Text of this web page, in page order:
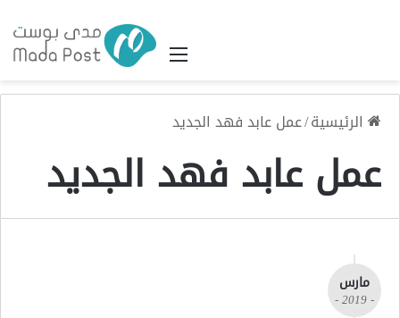
القائمة
الرئيسية/عمل عابد فهد الجديد
عمل عابد فهد الجديد
مارس
- 2019 -